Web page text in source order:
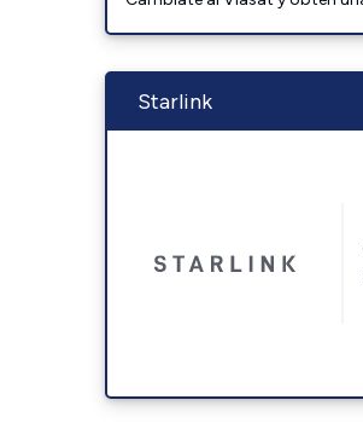
Starlink